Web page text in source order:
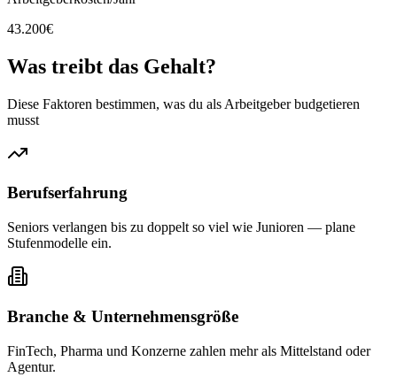
43.200€
Was treibt das Gehalt?
Diese Faktoren bestimmen, was du als Arbeitgeber budgetieren
musst
Berufserfahrung
Seniors verlangen bis zu doppelt so viel wie Junioren — plane
Stufenmodelle ein.
Branche & Unternehmensgröße
FinTech, Pharma und Konzerne zahlen mehr als Mittelstand oder
Agentur.